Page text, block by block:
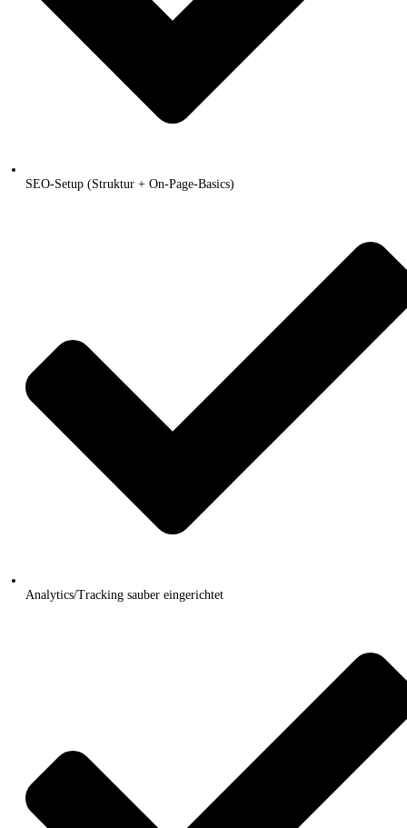
SEO-Setup (Struktur + On-Page-Basics)
Analytics/Tracking sauber eingerichtet